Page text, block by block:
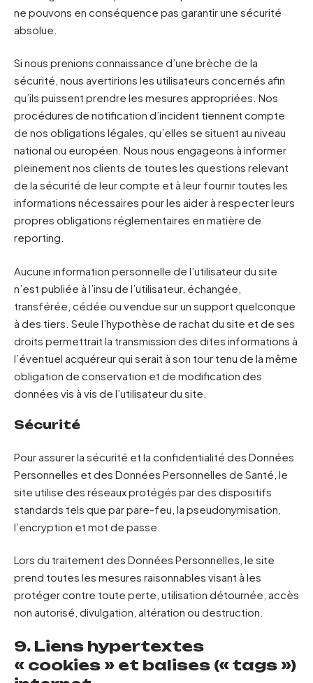
ne pouvons en conséquence pas garantir une sécurité
absolue.
Si nous prenions connaissance d’une brèche de la
sécurité, nous avertirions les utilisateurs concernés afin
qu’ils puissent prendre les mesures appropriées. Nos
procédures de notification d’incident tiennent compte
de nos obligations légales, qu’elles se situent au niveau
national ou européen. Nous nous engageons à informer
pleinement nos clients de toutes les questions relevant
de la sécurité de leur compte et à leur fournir toutes les
informations nécessaires pour les aider à respecter leurs
propres obligations réglementaires en matière de
reporting.
Aucune information personnelle de l’utilisateur du site
n’est publiée à l’insu de l’utilisateur, échangée,
transférée, cédée ou vendue sur un support quelconque
à des tiers. Seule l’hypothèse de rachat du site et de ses
droits permettrait la transmission des dites informations à
l’éventuel acquéreur qui serait à son tour tenu de la même
obligation de conservation et de modification des
données vis à vis de l’utilisateur du site.
Sécurité
Pour assurer la sécurité et la confidentialité des Données
Personnelles et des Données Personnelles de Santé, le
site utilise des réseaux protégés par des dispositifs
standards tels que par pare-feu, la pseudonymisation,
l’encryption et mot de passe.
Lors du traitement des Données Personnelles, le site
prend toutes les mesures raisonnables visant à les
protéger contre toute perte, utilisation détournée, accès
non autorisé, divulgation, altération ou destruction.
9. Liens hypertextes
« cookies » et balises (« tags »)